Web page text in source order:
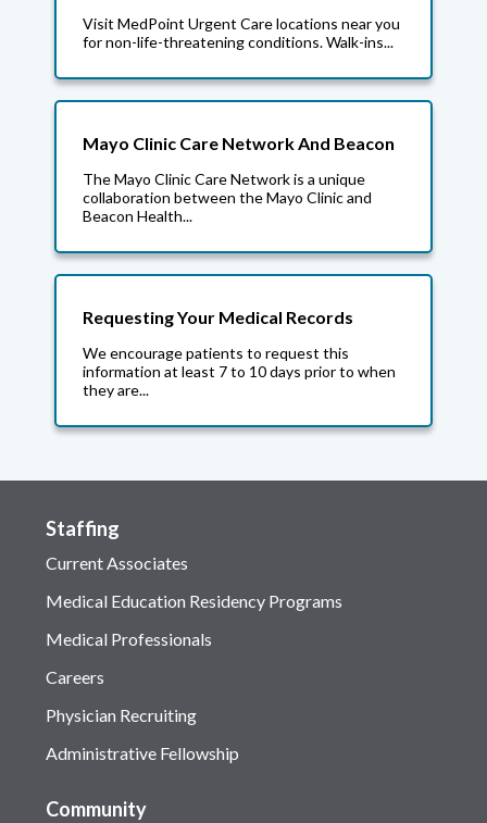
Visit MedPoint Urgent Care locations near you
for non-life-threatening conditions. Walk-ins...
Mayo Clinic Care Network And Beacon
The Mayo Clinic Care Network is a unique
collaboration between the Mayo Clinic and
Beacon Health...
Requesting Your Medical Records
We encourage patients to request this
information at least 7 to 10 days prior to when
they are...
Staffing
Current Associates
Medical Education Residency Programs
Medical Professionals
Careers
Physician Recruiting
Administrative Fellowship
Community